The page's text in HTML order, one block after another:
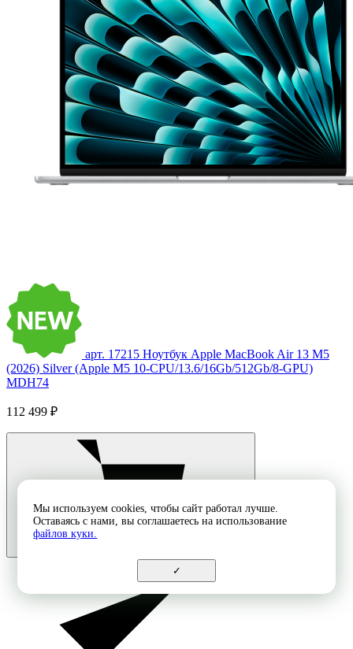
арт. 17215 Ноутбук Apple MacBook Air 13 M5
(2026) Silver (Apple M5 10-CPU/13.6/16Gb/512Gb/8-GPU)
MDH74
112 499 ₽
Мы используем cookies, чтобы сайт работал лучше.
Оставаясь с нами, вы соглашаетесь на использование
файлов куки.
✓